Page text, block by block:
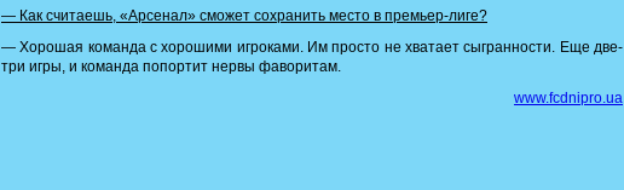
— Как считаешь, «Арсенал» сможет сохранить место в премьер-лиге?
— Хорошая команда с хорошими игроками. Им просто не хватает сыгранности. Еще две-
три игры, и команда попортит нервы фаворитам.
www.fcdnipro.ua